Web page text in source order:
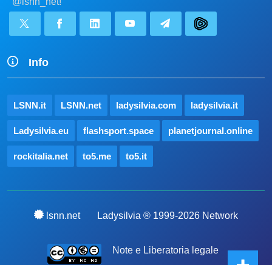
Info
LSNN.it LSNN.net ladysilvia.com ladysilvia.it
Ladysilvia.eu flashsport.space planetjournal.online
rockitalia.net to5.me to5.it
lsnn.net Ladysilvia ® 1999-2026 Network
Note e Liberatoria legale